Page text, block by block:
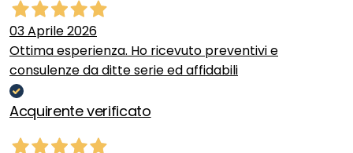
03 Aprile 2026
Ottima esperienza. Ho ricevuto preventivi e
consulenze da ditte serie ed affidabili
Acquirente verificato